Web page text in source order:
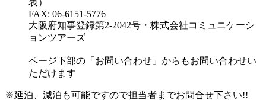
FAX: 06-6151-5776
大阪府知事登録第2-2042号・株式会社コミュニケーシ
ョンツアーズ
ページ下部の「お問い合わせ」からもお問い合わせい
ただけます
※延泊、減泊も可能ですので担当者までお問合せ下さい!!